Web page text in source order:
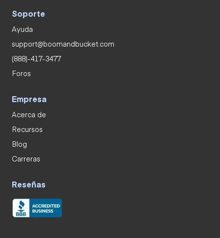
Soporte
Ayuda
support@boomandbucket.com
(888)-417-3477
Foros
Empresa
Acerca de
Recursos
Blog
Carreras
Reseñas